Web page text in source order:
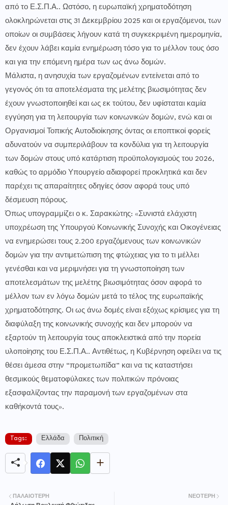
από το Ε.Σ.Π.Α.. Ωστόσο, η ευρωπαϊκή χρηματοδότηση
ολοκληρώνεται στις 31 Δεκεμβρίου 2025 και οι εργαζόμενοι, των
οποίων οι συμβάσεις λήγουν κατά τη συγκεκριμένη ημερομηνία,
δεν έχουν λάβει καμία ενημέρωση τόσο για το μέλλον τους όσο
και για την επόμενη ημέρα των ως άνω δομών.
Μάλιστα, η ανησυχία των εργαζομένων εντείνεται από το
γεγονός ότι τα αποτελέσματα της μελέτης βιωσιμότητας δεν
έχουν γνωστοποιηθεί και ως εκ τούτου, δεν υφίσταται καμία
εγγύηση για τη λειτουργία των κοινωνικών δομών, ενώ και οι
Οργανισμοί Τοπικής Αυτοδιοίκησης όντας οι εποπτικοί φορείς
αδυνατούν να συμπεριλάβουν τα κονδύλια για τη λειτουργία
των δομών στους υπό κατάρτιση προϋπολογισμούς του 2026,
καθώς το αρμόδιο Υπουργείο αδιαφορεί προκλητικά και δεν
παρέχει τις απαραίτητες οδηγίες όσον αφορά τους υπό
δέσμευση πόρους.
Όπως υπογραμμίζει ο κ. Σαρακιώτης: «Συνιστά ελάχιστη
υποχρέωση της Υπουργού Κοινωνικής Συνοχής και Οικογένειας
να ενημερώσει τους 2.200 εργαζόμενους των κοινωνικών
δομών για την αντιμετώπιση της φτώχειας για το τι μέλλει
γενέσθαι και να μεριμνήσει για τη γνωστοποίηση των
αποτελεσμάτων της μελέτης βιωσιμότητας όσον αφορά το
μέλλον των εν λόγω δομών μετά το τέλος της ευρωπαϊκής
χρηματοδότησης. Οι ως άνω δομές είναι εξόχως κρίσιμες για τη
διαφύλαξη της κοινωνικής συνοχής και δεν μπορούν να
εξαρτούν τη λειτουργία τους αποκλειστικά από την πορεία
υλοποίησης του Ε.Σ.Π.Α.. Αντιθέτως, η Κυβέρνηση οφείλει να τις
θέσει άμεσα στην “προμετωπίδα” και να τις καταστήσει
θεσμικούς θεματοφύλακες των πολιτικών πρόνοιας
εξασφαλίζοντας την παραμονή των εργαζομένων στα
καθήκοντά τους».
Tags: Ελλάδα Πολιτική
ΝΕΌΤΕΡΗ
ΠΑΛΑΙΌΤΕΡΗ